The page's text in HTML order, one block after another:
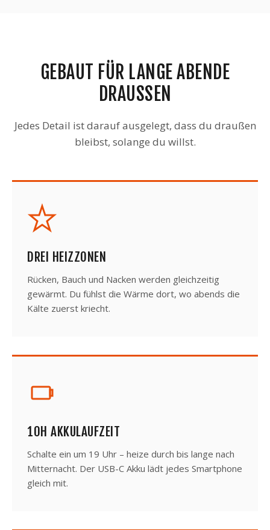
GEBAUT FÜR LANGE ABENDE
DRAUSSEN
Jedes Detail ist darauf ausgelegt, dass du draußen
bleibst, solange du willst.
DREI HEIZZONEN
Rücken, Bauch und Nacken werden gleichzeitig
gewärmt. Du fühlst die Wärme dort, wo abends die
Kälte zuerst kriecht.
10H AKKULAUFZEIT
Schalte ein um 19 Uhr – heize durch bis lange nach
Mitternacht. Der USB-C Akku lädt jedes Smartphone
gleich mit.